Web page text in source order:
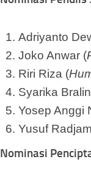
Adriyanto
Joko Anwar (
Riri Riza (
Syarika
Yosep Anggi
Yusuf
Nominasi